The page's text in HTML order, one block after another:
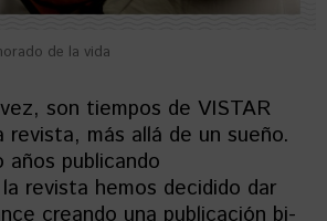
de la vida
son tiempos de VISTAR
revista, más allá de un sueño.
publicando
revista hemos decidido dar